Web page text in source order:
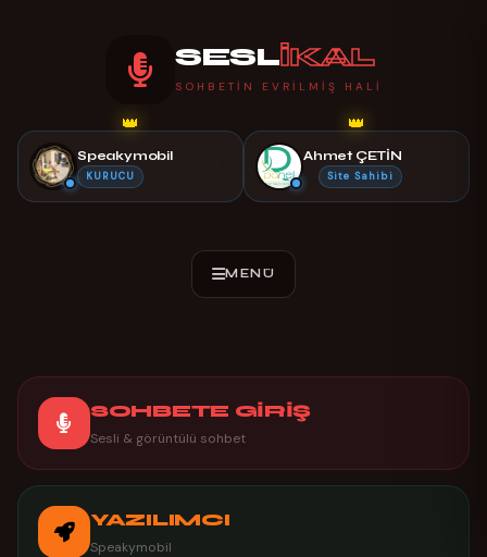
SESLİKAL
SOHBETIN EVRILMIŞ HALI
👑
Speakymobil
KURUCU
👑
Ahmet ÇETİN
Site Sahibi
SOHBETE GİRİŞ
Sesli & görüntülü sohbet
YAZILIMCI
Speakymobil